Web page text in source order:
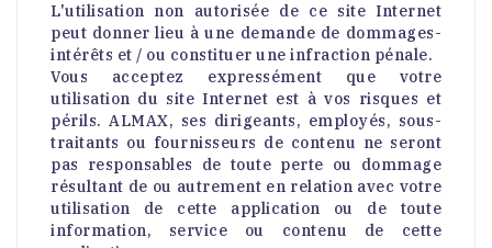
L'utilisation non autorisée de ce site Internet
peut donner lieu à une demande de dommages-
intérêts et / ou constituer une infraction pénale.
Vous acceptez expressément que votre
utilisation du site Internet est à vos risques et
périls. ALMAX, ses dirigeants, employés, sous-
traitants ou fournisseurs de contenu ne seront
pas responsables de toute perte ou dommage
résultant de ou autrement en relation avec votre
utilisation de cette application ou de toute
information, service ou contenu de cette